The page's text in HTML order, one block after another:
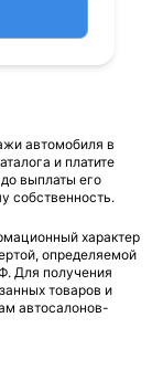
автомобиля в
и платите
выплаты его
собственность.
характер
определяемой
Для получения
товаров и
автосалонов-